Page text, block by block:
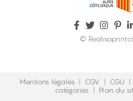
©
Mentions légales | CGV | CGU |
catégories | Plan du